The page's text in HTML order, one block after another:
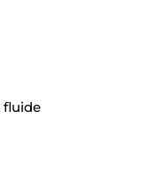
fluide